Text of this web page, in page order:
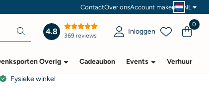
ContactOver onsAccount maken NL
4.8 369 reviews Inloggen
0
Overig Cadeaubon Events Verhuur
Fysieke winkel